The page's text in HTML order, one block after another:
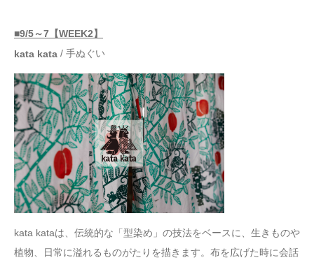
■9/5～7【WEEK2】
kata kata / 手ぬぐい
kata kataは、伝統的な「型染め」の技法をベースに、生きものや
植物、日常に溢れるものがたりを描きます。布を広げた時に会話